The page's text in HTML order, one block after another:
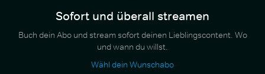
Sofort und überall streamen
Buch dein Abo und stream sofort deinen Lieblingscontent. Wo
und wann du willst.
Wähl dein Wunschabo